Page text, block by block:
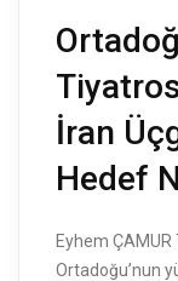
İran
Hedef
Eyhem
Ortadoğu’nun